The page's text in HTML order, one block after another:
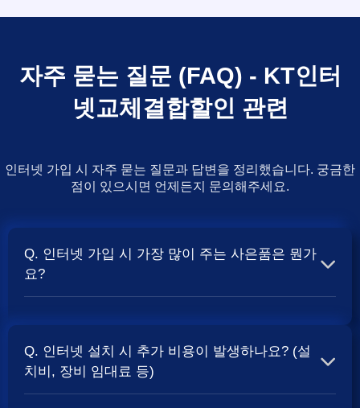
자주 묻는 질문 (FAQ) - KT인터
넷교체결합할인 관련
인터넷 가입 시 자주 묻는 질문과 답변을 정리했습니다. 궁금한
점이 있으시면 언제든지 문의해주세요.
Q. 인터넷 가입 시 가장 많이 주는 사은품은 뭔가
요?
보통 500Mbps 또는 1Gbps 인터넷을 TV와 결합하여 가입
할 때 현금 사은품및 상품권 혜택이 더 크게 지급되는 경향
Q. 인터넷 설치 시 추가 비용이 발생하나요? (설
치비, 장비 임대료 등)